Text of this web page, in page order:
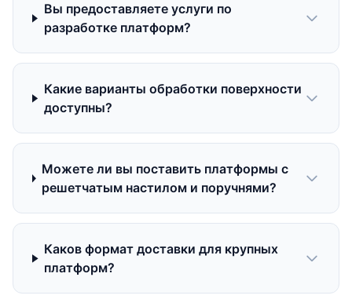
Вы предоставляете услуги по
разработке платформ?
Какие варианты обработки поверхности
доступны?
Можете ли вы поставить платформы с
решетчатым настилом и поручнями?
Каков формат доставки для крупных
платформ?